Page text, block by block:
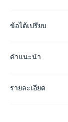
ข้อได้เปรียบ
คำแนะนำ
รายละเอียด